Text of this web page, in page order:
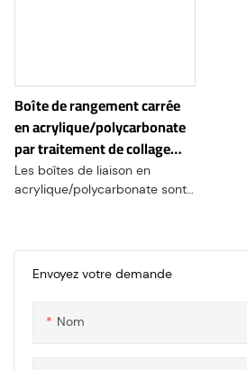
Envoyez votre demande
Nom
Boîte de rangement carrée
en acrylique/polycarbonate
par traitement de collage
pour présentoir d'enseignes
Les boîtes de liaison en
acrylique/polycarbonate sont
avec précision et collées
d'adhésifs. Ces boîtes sont